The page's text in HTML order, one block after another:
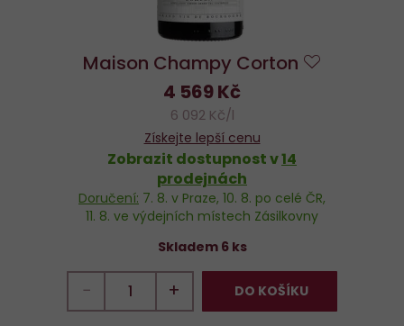
Maison Champy Corton
4 569 Kč
6 092 Kč/l
Získejte lepší cenu
Zobrazit dostupnost v14
prodejnách
Doručení: 7. 8. v Praze, 10. 8. po celé ČR,
11. 8. ve výdejních místech Zásilkovny
Skladem 6 ks
− + DO KOŠÍKU